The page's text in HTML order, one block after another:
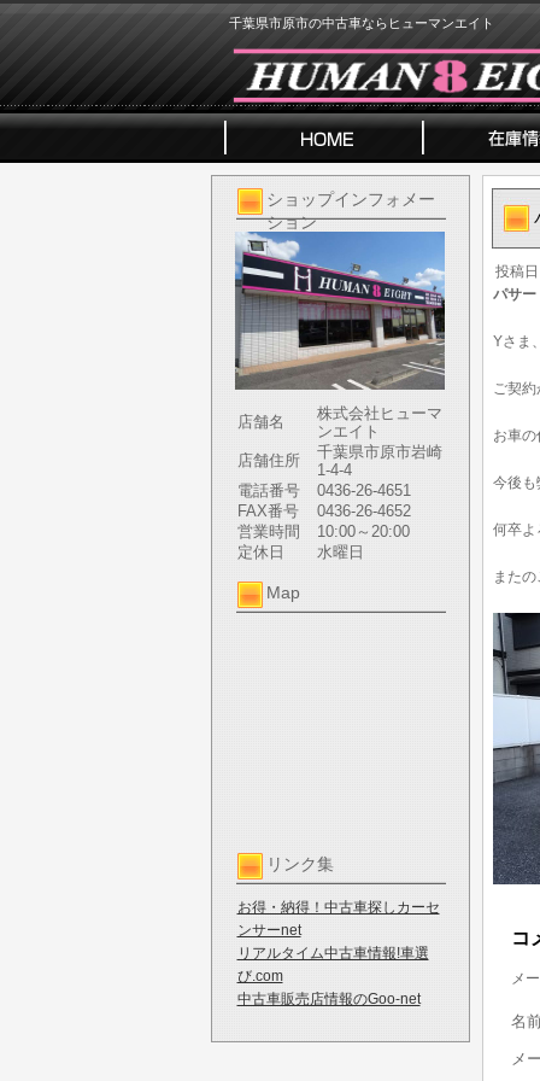
千葉県市原市の中古車ならヒューマンエイト
ショップインフォメー
ション
店舗名
株式会社ヒューマ
ンエイト
店舗住所
千葉県市原市岩崎
1-4-4
電話番号
0436-26-4651
FAX番号
0436-26-4652
営業時間
10:00～20:00
定休日
水曜日
Map
リンク集
お得・納得！中古車探しカーセ
ンサーnet
リアルタイム中古車情報!車選
び.com
中古車販売店情報のGoo-net
投稿日
パサ
Yさま
ご契
お車
今後も
何卒よ
また
コ
メ
名
メ